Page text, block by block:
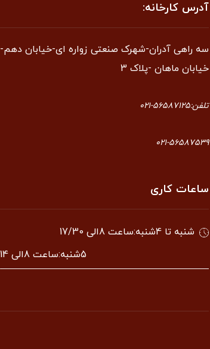
آدرس کارخانه:
سه راهی آدران-شهرک صنعتی زواره ای-خیابان دهم-
خیابان ماهان -پلاک 3
تلفن:56587125-021
021-56587539
ساعات کاری
شنبه تا 4شنبه:ساعت 8الی 17/30
5شنبه:ساعت 8الی 14